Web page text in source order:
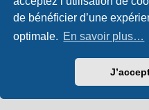
de bénéficier d’une
optimale. En savoir plus…